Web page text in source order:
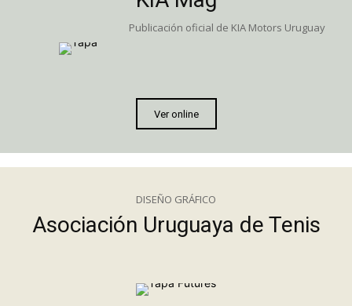
Publicación oficial de KIA Motors Uruguay
Ver online
DISEÑO GRÁFICO
Asociación Uruguaya de Tenis